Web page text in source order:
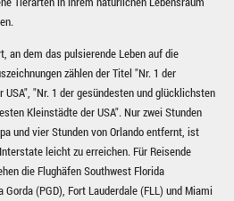
an dem das pulsierende Leben auf die
zählen der Titel "Nr. 1 der
"Nr. 1 der gesündesten und glücklichsten
Kleinstädte der USA". Nur zwei Stunden
und vier Stunden von Orlando entfernt, ist
leicht zu erreichen. Für Reisende
die Flughäfen Southwest Florida
(PGD), Fort Lauderdale (FLL) und Miami